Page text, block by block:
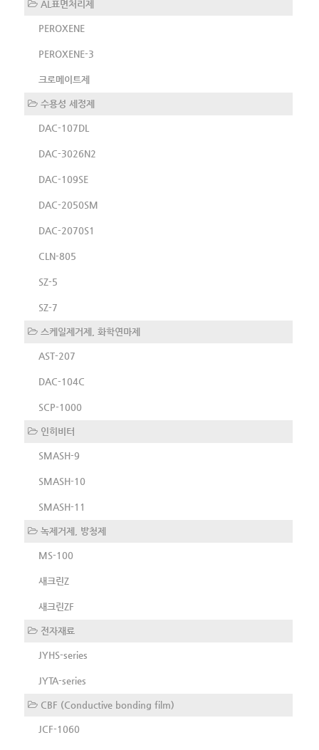
AL표면처리제
PEROXENE
PEROXENE-3
크로메이트제
수용성 세정제
DAC-107DL
DAC-3026N2
DAC-109SE
DAC-2050SM
DAC-2070S1
CLN-805
SZ-5
SZ-7
스케일제거제, 화학연마제
AST-207
DAC-104C
SCP-1000
인히비터
SMASH-9
SMASH-10
SMASH-11
녹제거제, 방청제
MS-100
새크린Z
새크린ZF
전자재료
JYHS-series
JYTA-series
CBF (Conductive bonding film)
JCF-1060